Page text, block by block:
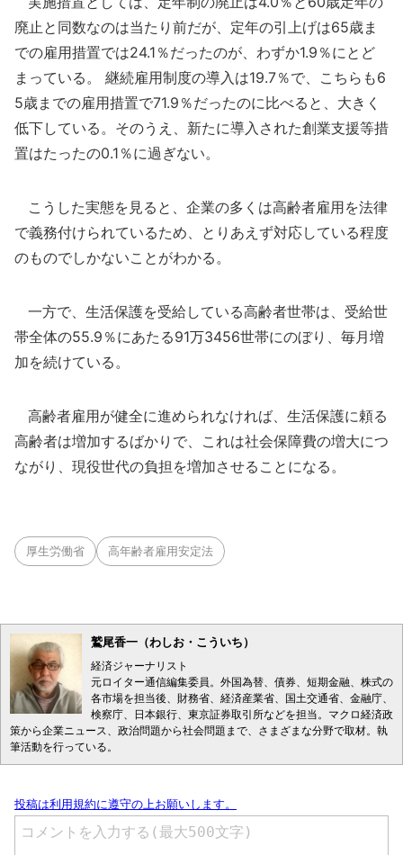
廃止と同数なのは当たり前だが、定年の引上げは65歳ま
での雇用措置では24.1％だったのが、わずか1.9％にとど
まっている。 継続雇用制度の導入は19.7％で、こちらも6
5歳までの雇用措置で71.9％だったのに比べると、大きく
低下している。そのうえ、新たに導入された創業支援等措
置はたったの0.1％に過ぎない。
こうした実態を見ると、企業の多くは高齢者雇用を法律
で義務付けられているため、とりあえず対応している程度
のものでしかないことがわかる。
一方で、生活保護を受給している高齢者世帯は、受給世
帯全体の55.9％にあたる91万3456世帯にのぼり、毎月増
加を続けている。
高齢者雇用が健全に進められなければ、生活保護に頼る
高齢者は増加するばかりで、これは社会保障費の増大につ
ながり、現役世代の負担を増加させることになる。
厚生労働省 高年齢者雇用安定法
鷲尾香一（わしお・こういち）
経済ジャーナリスト
元ロイター通信編集委員。外国為替、債券、短期金融、株式の
各市場を担当後、財務省、経済産業省、国土交通省、金融庁、
検察庁、日本銀行、東京証券取引所などを担当。マクロ経済政
策から企業ニュース、政治問題から社会問題まで、さまざまな分野で取材。執
筆活動を行っている。